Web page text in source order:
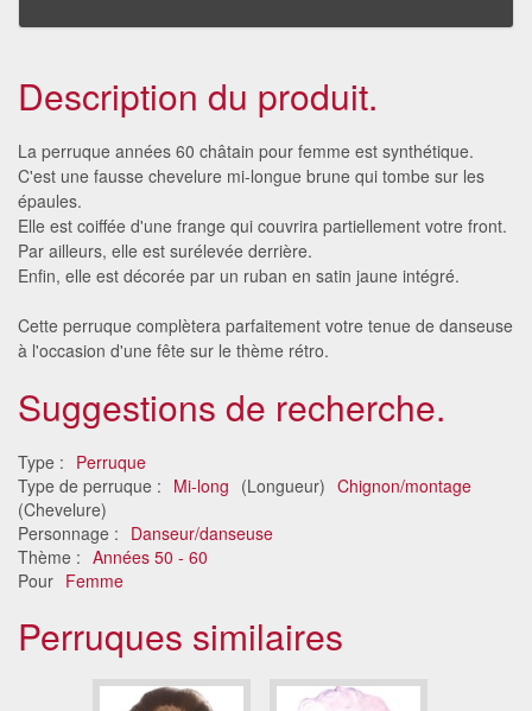
Description du produit.
La perruque années 60 châtain pour femme est synthétique.
C'est une fausse chevelure mi-longue brune qui tombe sur les
épaules.
Elle est coiffée d'une frange qui couvrira partiellement votre front.
Par ailleurs, elle est surélevée derrière.
Enfin, elle est décorée par un ruban en satin jaune intégré.
Cette perruque complètera parfaitement votre tenue de danseuse
à l'occasion d'une fête sur le thème rétro.
Suggestions de recherche.
Type : Perruque
Type de perruque : Mi-long (Longueur) Chignon/montage
(Chevelure)
Personnage : Danseur/danseuse
Thème : Années 50 - 60
Pour Femme
Perruques similaires